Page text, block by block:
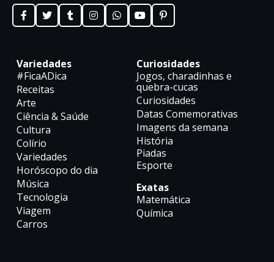
Variedades
#FicaADica
Receitas
Arte
Ciência & Saúde
Cultura
Colírio
Variedades
Horóscopo do dia
Música
Tecnologia
Viagem
Carros
Curiosidades
Jogos, charadinhas e
quebra-cucas
Curiosidades
Datas Comemorativas
Imagens da semana
História
Piadas
Esporte
Exatas
Matemática
Química